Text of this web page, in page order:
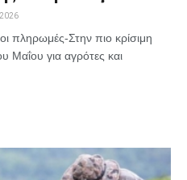
πληρωμές-Στην πιο κρίσιμη
Μαΐου για αγρότες και